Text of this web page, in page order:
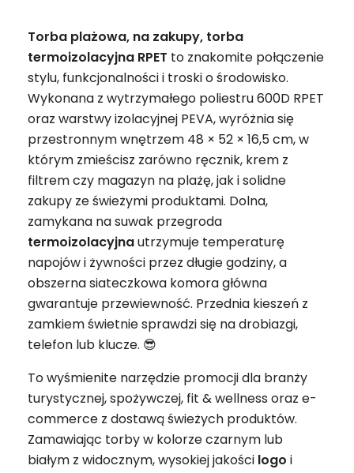
Torba plażowa, na zakupy, torba
termoizolacyjna RPET to znakomite połączenie
stylu, funkcjonalności i troski o środowisko.
Wykonana z wytrzymałego poliestru 600D RPET
oraz warstwy izolacyjnej PEVA, wyróżnia się
przestronnym wnętrzem 48 × 52 × 16,5 cm, w
którym zmieścisz zarówno ręcznik, krem z
filtrem czy magazyn na plażę, jak i solidne
zakupy ze świeżymi produktami. Dolna,
zamykana na suwak przegroda
termoizolacyjnautrzymuje temperaturę
napojów i żywności przez długie godziny, a
obszerna siateczkowa komora główna
gwarantuje przewiewność. Przednia kieszeń z
zamkiem świetnie sprawdzi się na drobiazgi,
telefon lub klucze. 😎
To wyśmienite narzędzie promocji dla branży
turystycznej, spożywczej, fit & wellness oraz e-
commerce z dostawą świeżych produktów.
Zamawiając torby w kolorze czarnym lub
białym z widocznym, wysokiej jakości logo i